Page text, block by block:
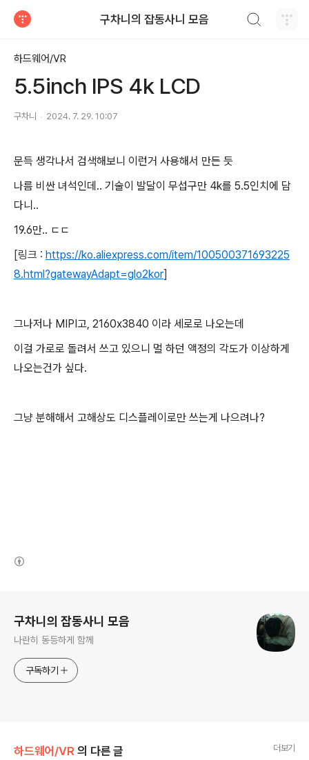
구차니의 잡동사니 모음
하드웨어/VR
5.5inch IPS 4k LCD
구차니 2024. 7. 29. 10:07
문득 생각나서 검색해보니 이런거 사용해서 만든 듯
나름 비싼 녀석인데.. 기술이 발달이 무섭구만 4k를 5.5인치에 담
다니..
19.6만.. ㄷㄷ
[링크 : https://ko.aliexpress.com/item/100500371693225
8.html?gatewayAdapt=glo2kor]
그나저나 MIPI고, 2160x3840 이라 세로로 나오는데
이걸 가로로 돌려서 쓰고 있으니 멀 하던 액정의 각도가 이상하게
나오는건가 싶다.
그냥 분해해서 고해상도 디스플레이로만 쓰는게 나으려나?
구차니의 잡동사니 모음
나란히 동등하게 함께
구독하기
하드웨어/VR 의 다른 글 더보기